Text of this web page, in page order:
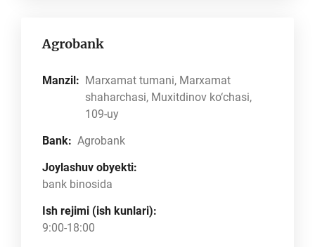
Agrobank
Manzil: Marxamat tumani, Marxamat
shaharchasi, Muxitdinov ko‘chasi,
109-uy
Bank: Agrobank
Joylashuv obyekti:
bank binosida
Ish rejimi (ish kunlari):
9:00-18:00